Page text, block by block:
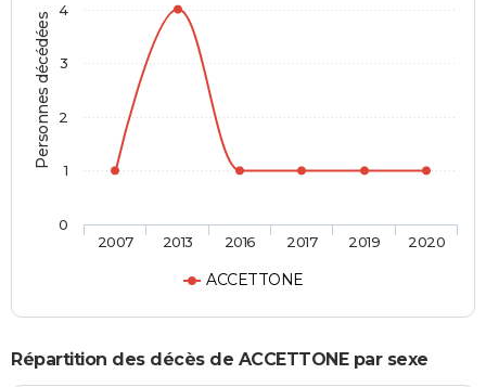
Personnes décédées
ACCETTONE
2007 2013 2016 2017 2019 2020
0
1
2
3
4
Répartition des décès de ACCETTONE par sexe